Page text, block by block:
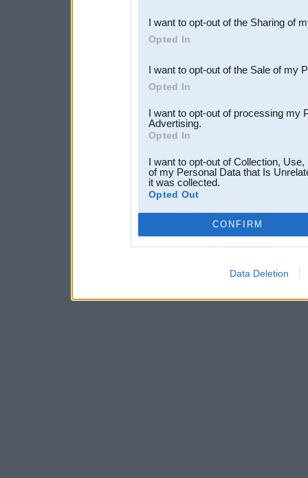
Downstream Participants
third parties.
I want to opt-out of the Sharing of
Opted In
I want to opt-out of the Sale of my
Opted In
I want to opt-out of processing my
Advertising.
Opted In
I want to opt-out of Collection,
of my Personal Data that Is
it was collected.
Opted Out
CONFIRM
Data Deletion